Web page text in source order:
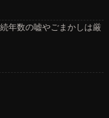
年数の嘘やごまかしは厳